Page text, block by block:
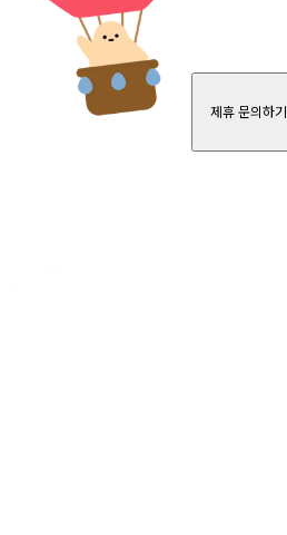
제휴 문의하기